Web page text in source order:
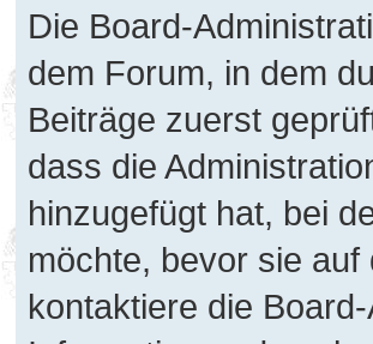
Die Board-
dem Forum, in dem
Beiträge zuerst
dass die
hinzugefügt hat, bei
möchte, bevor sie
kontaktiere die